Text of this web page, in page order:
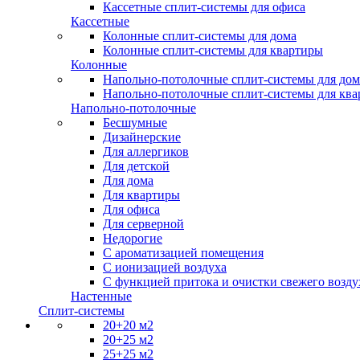
Кассетные сплит-системы для офиса
Кассетные
Колонные сплит-системы для дома
Колонные сплит-системы для квартиры
Колонные
Напольно-потолочные сплит-системы для
Напольно-потолочные сплит-системы для
Напольно-потолочные
Бесшумные
Дизайнерские
Для аллергиков
Для детской
Для дома
Для квартиры
Для офиса
Для серверной
Недорогие
С ароматизацией помещения
С ионизацией воздуха
С функцией притока и очистки свежего
Настенные
Сплит-системы
20+20 м2
20+25 м2
25+25 м2